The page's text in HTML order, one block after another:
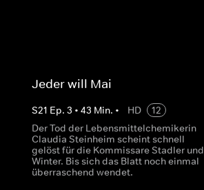
Jeder will Mai
S21 Ep. 3 • 43 Min. • HD
12
Der Tod der Lebensmittelchemikerin
Claudia Steinheim scheint schnell
gelöst für die Kommissare Stadler und
Winter. Bis sich das Blatt noch einmal
überraschend wendet.